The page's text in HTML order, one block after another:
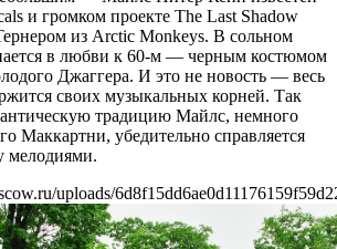
и громком проекте The Last Shadow
из Arctic Monkeys. В сольном
в любви к 60-м — черным костюмом
Джаггера. И это не новость — весь
своих музыкальных корней. Так
традицию Майлс, немного
Маккартни, убедительно справляется
мелодиями.
uploads/